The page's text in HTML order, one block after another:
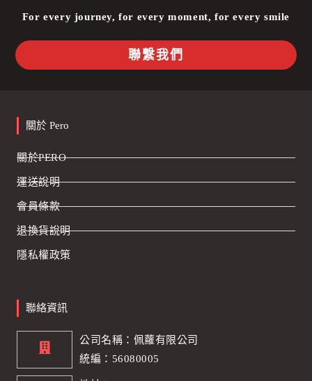
For every journey, for every moment, for every smile
聯繫我們
關於 Pero
關於PERO
運送說明
會員條款
退換貨說明
隱私權政策
聯絡資訊
公司名稱：佩蘿有限公司
統編：56080005